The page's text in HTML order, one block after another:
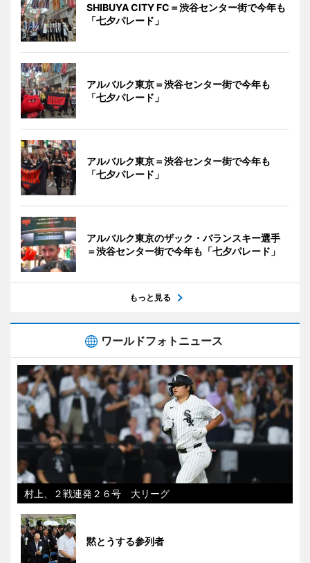
SHIBUYA CITY FC＝渋谷センター街で今年も
「七夕パレード」
アルバルク東京＝渋谷センター街で今年も
「七夕パレード」
アルバルク東京＝渋谷センター街で今年も
「七夕パレード」
アルバルク東京のザック・バランスキー選手
＝渋谷センター街で今年も「七夕パレード」
もっと見る
ワールドフォトニュース
村上、２戦連発２６号 大リーグ
黙とうする参列者